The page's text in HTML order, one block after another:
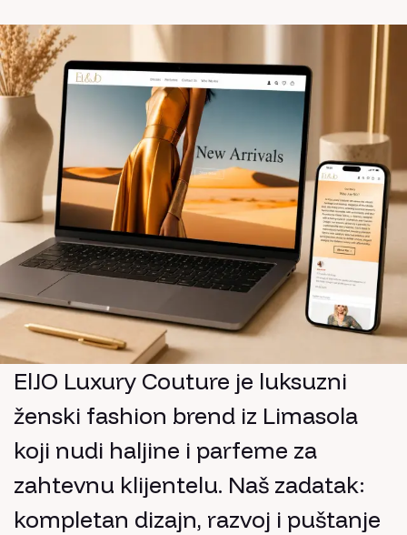
ElJO Luxury Couture je luksuzni
ženski fashion brend iz Limasola
koji nudi haljine i parfeme za
zahtevnu klijentelu. Naš zadatak:
kompletan dizajn, razvoj i puštanje